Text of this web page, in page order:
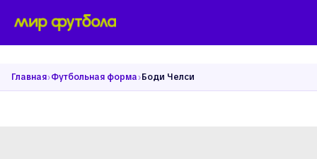
Главная›Футбольная форма›Боди Челси